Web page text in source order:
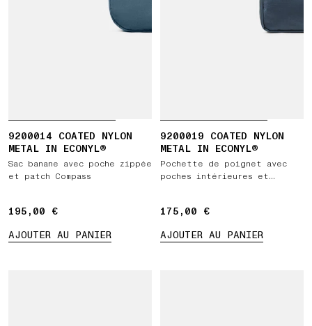
9200014 COATED NYLON
METAL IN ECONYL®
Sac banane avec poche zippée
et patch Compass
195,00 €
195,00 €
AJOUTER AU PANIER
9200019 COATED NYLON
METAL IN ECONYL®
Pochette de poignet avec
poches intérieures et
175,00 €
175,00 €
AJOUTER AU PANIER